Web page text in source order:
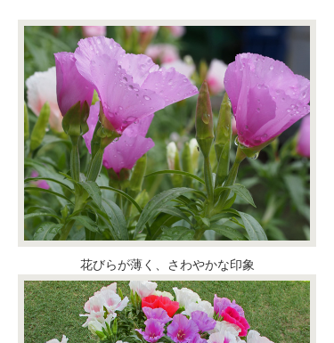
花びらが薄く、さわやかな印象